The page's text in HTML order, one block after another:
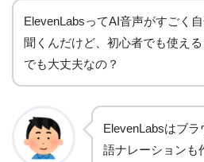
ElevenLabsってAI音声がすごく
聞くんだけど、初心者でも使え
でも大丈夫なの？
ElevenLabsはブ
語ナレーションも